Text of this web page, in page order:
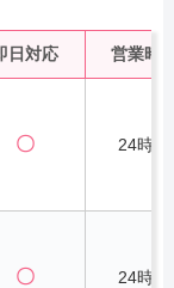
日対応 営業時
〇 24時間
〇 24時間